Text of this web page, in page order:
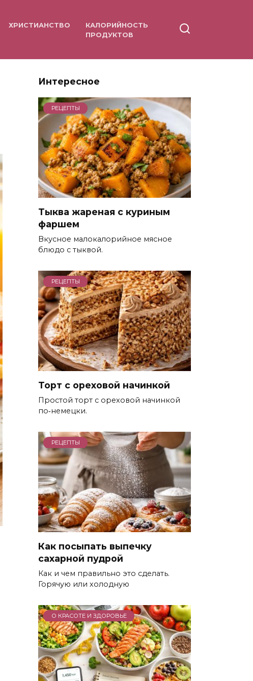
ХРИСТИАНСТВО
КАЛОРИЙНОСТЬ
ПРОДУКТОВ
Интересное
РЕЦЕПТЫ
Тыква жареная с куриным
фаршем
Вкусное малокалорийное мясное
блюдо с тыквой.
РЕЦЕПТЫ
Торт с ореховой начинкой
Простой торт с ореховой начинкой
по‑немецки.
РЕЦЕПТЫ
Как посыпать выпечку
сахарной пудрой
Как и чем правильно это сделать.
Горячую или холодную
О КРАСОТЕ И ЗДОРОВЬЕ